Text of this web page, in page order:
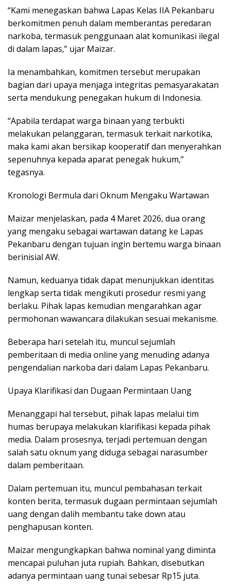
“Kami menegaskan bahwa Lapas Kelas IIA Pekanbaru
berkomitmen penuh dalam memberantas peredaran
narkoba, termasuk penggunaan alat komunikasi ilegal
di dalam lapas,” ujar Maizar.
Ia menambahkan, komitmen tersebut merupakan
bagian dari upaya menjaga integritas pemasyarakatan
serta mendukung penegakan hukum di Indonesia.
“Apabila terdapat warga binaan yang terbukti
melakukan pelanggaran, termasuk terkait narkotika,
maka kami akan bersikap kooperatif dan menyerahkan
sepenuhnya kepada aparat penegak hukum,”
tegasnya.
Kronologi Bermula dari Oknum Mengaku Wartawan
Maizar menjelaskan, pada 4 Maret 2026, dua orang
yang mengaku sebagai wartawan datang ke Lapas
Pekanbaru dengan tujuan ingin bertemu warga binaan
berinisial AW.
Namun, keduanya tidak dapat menunjukkan identitas
lengkap serta tidak mengikuti prosedur resmi yang
berlaku. Pihak lapas kemudian mengarahkan agar
permohonan wawancara dilakukan sesuai mekanisme.
Beberapa hari setelah itu, muncul sejumlah
pemberitaan di media online yang menuding adanya
pengendalian narkoba dari dalam Lapas Pekanbaru.
Upaya Klarifikasi dan Dugaan Permintaan Uang
Menanggapi hal tersebut, pihak lapas melalui tim
humas berupaya melakukan klarifikasi kepada pihak
media. Dalam prosesnya, terjadi pertemuan dengan
salah satu oknum yang diduga sebagai narasumber
dalam pemberitaan.
Dalam pertemuan itu, muncul pembahasan terkait
konten berita, termasuk dugaan permintaan sejumlah
uang dengan dalih membantu take down atau
penghapusan konten.
Maizar mengungkapkan bahwa nominal yang diminta
mencapai puluhan juta rupiah. Bahkan, disebutkan
adanya permintaan uang tunai sebesar Rp15 juta.